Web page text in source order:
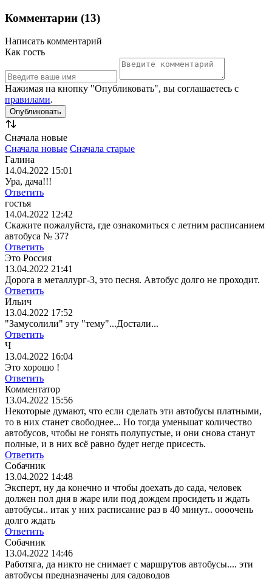
Комментарии (13)
Написать комментарий
Как гость
Нажимая на кнопку "Опубликовать", вы соглашаетесь с
правилами.
Сначала новые
Сначала новые Сначала старые
Галина
14.04.2022 15:01
Ура, дача!!!
Ответить
гостья
14.04.2022 12:42
Скажите пожалуйста, где ознакомиться с летним расписанием
автобуса № 37?
Ответить
Это Россия
13.04.2022 21:41
Дорога в металлург-3, это песня. Автобус долго не проходит.
Ответить
Ильич
13.04.2022 17:52
"Замусолили" эту "тему"...Достали...
Ответить
Ч
13.04.2022 16:04
Это хорошо !
Ответить
Комментатор
13.04.2022 15:56
Некоторые думают, что если сделать эти автобусы платными,
то в них станет свободнее... Но тогда уменьшат количество
автобусов, чтобы не гонять полупустые, и они снова станут
полные, и в них всё равно будет негде присесть.
Ответить
Собачник
13.04.2022 14:48
Эксперт, ну да конечно и чтобы доехать до сада, человек
должен пол дня в жаре или под дождем просидеть и ждать
автобусы.. итак у них расписание раз в 40 минут.. оооочень
долго ждать
Ответить
Собачник
13.04.2022 14:46
Работяга, да никто не снимает с маршрутов автобусы.... эти
автобусы предназначены для садоводов